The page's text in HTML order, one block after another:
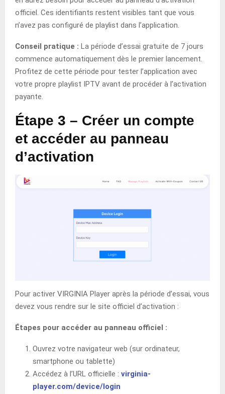
officiel. Ces identifiants restent visibles tant que vous
n’avez pas configuré de playlist dans l’application.
Conseil pratique : La période d’essai gratuite de 7 jours
commence automatiquement dès le premier lancement.
Profitez de cette période pour tester l’application avec
votre propre playlist IPTV avant de procéder à l’activation
payante.
Étape 3 – Créer un compte
et accéder au panneau
d’activation
Pour activer VIRGINIA Player après la période d’essai, vous
devez vous rendre sur le site officiel d’activation :
Étapes pour accéder au panneau officiel :
Ouvrez votre navigateur web (sur ordinateur,
smartphone ou tablette)
Accédez à l’URL officielle : virginia-
player.com/device/login